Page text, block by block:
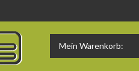
Mein Warenkorb: